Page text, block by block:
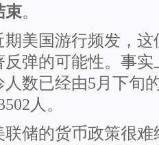
束。
期美国游行频发，
反弹的可能性。事
人数已经由5月下旬
人。
联储的货币政策很